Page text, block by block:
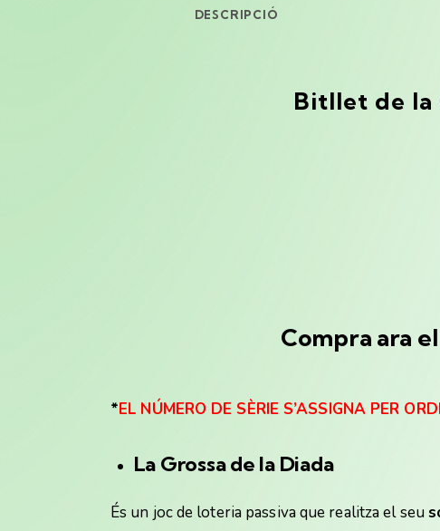
DESCRIPCIÓ
Bitllet de la
Compra ara
*EL NÚMERO DE SÈRIE S’ASSIGNA PER
La Grossade la Diada
És un joc de loteria passiva que realitza el seu